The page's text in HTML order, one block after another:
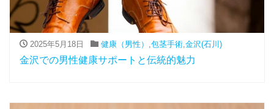
2025年5月18日 健康（男性） 包茎手術, 金沢(石川)
金沢での男性健康サポートと伝統的魅力